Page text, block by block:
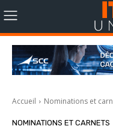
Accueil Nominations et
NOMINATIONS ET CARNETS